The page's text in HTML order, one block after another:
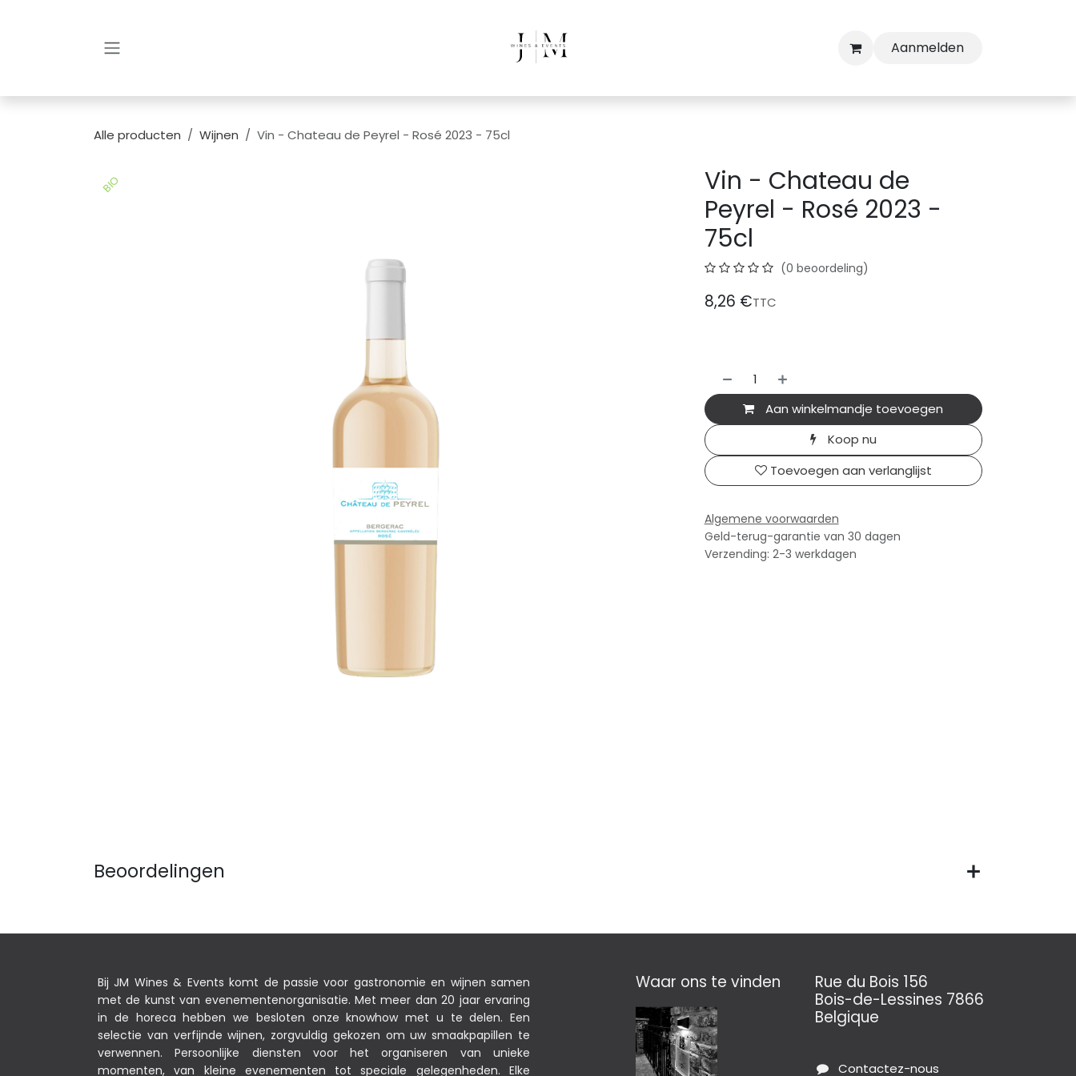
Aanmelden
Alle producten Wijnen Vin - Chateau de Peyrel - Rosé 2023 - 75cl
BIO
Vin - Chateau de
Peyrel - Rosé 2023 -
75cl
(0 beoordeling)
8,26 €TTC
Aan winkelmandje toevoegen
Koop nu
Toevoegen aan verlanglijst
Algemene voorwaarden
Geld-terug-garantie van 30 dagen
Verzending: 2-3 werkdagen
Beoordelingen
Rue du Bois 156
Bois-de-Lessines 7866
Belgique
Contactez-nous
Waar ons te vinden
Bij JM Wines & Events komt de passie voor gastronomie en wijnen samen
met de kunst van evenementenorganisatie. Met meer dan 20 jaar ervaring
in de horeca hebben we besloten onze knowhow met u te delen. Een
selectie van verfijnde wijnen, zorgvuldig gekozen om uw smaakpapillen te
verwennen. Persoonlijke diensten voor het organiseren van unieke
momenten, van kleine evenementen tot speciale gelegenheden. Elke